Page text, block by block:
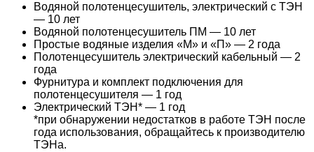
Водяной полотенцесушитель, электрический с ТЭН
— 10 лет
Водяной полотенцесушитель ПМ — 10 лет
Простые водяные изделия «М» и «П» — 2 года
Полотенцесушитель электрический кабельный — 2
года
Фурнитура и комплект подключения для
полотенцесушителя — 1 год
Электрический ТЭН* — 1 год
*при обнаружении недостатков в работе ТЭН после
года использования, обращайтесь к производителю
ТЭНа.